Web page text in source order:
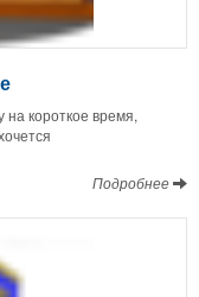
на короткое время,
Подробнее